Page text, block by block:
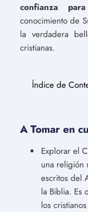
confianza
conocimiento de
la verdadera
cristianas.
Índice de
A Tomar en
Explorar el
una religión
escritos del
la Biblia. Es
los